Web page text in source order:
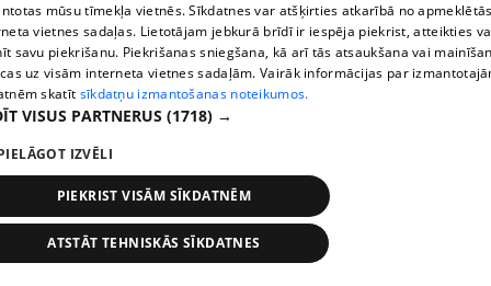
"Rēķinu vīram piestādi!" Olga Koha pie speciālista
izceļas ar asprātīgu piebildi
47. epizode
mūsu tīmekļa vietnēs. Sīkdatnes var atšķirties atkarībā no
vietnes sadaļas. Lietotājam jebkurā brīdī ir iespēja piekrist, atteikties
savu piekrišanu. Piekrišanas sniegšana, kā arī tās atsaukšana vai
uz visām interneta vietnes sadaļām. Vairāk informācijas par
skatīt sīkdatņu izmantošanas noteikumos.
VISUS PARTNERUS (1718) →
IZVĒLI
PIEKRIST VISĀM SĪKDATNĒM
ATSTĀT TEHNISKĀS SĪKDATNES